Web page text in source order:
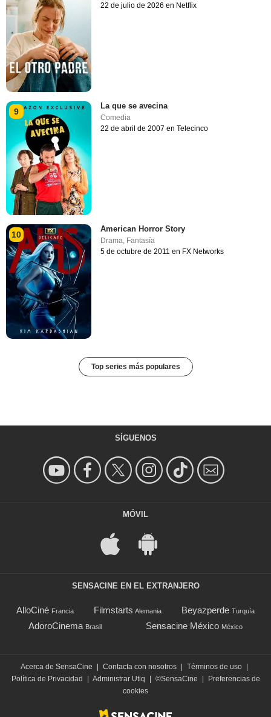
22 de julio de 2026 en Netflix
9
La que se avecina
Comedia
22 de abril de 2007 en Telecinco
10
American Horror Story
Drama, Fantasía
5 de octubre de 2011 en FX Networks
Top series más populares
SÍGUENOS
MÓVIL
SENSACINE EN EL EXTRANJERO
AlloCiné Francia Filmstarts Alemania Beyazperde Turquía
AdoroCinema Brasil Sensacine México México
Acerca de SensaCine | Contacta con nosotros | Términos de uso |
Política de Privacidad
| Administrar Utiq | ©SensaCine |
Preferencias de
cookies